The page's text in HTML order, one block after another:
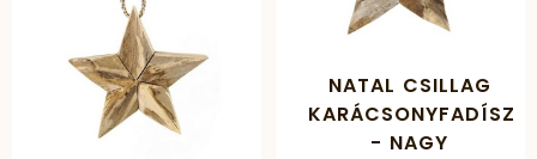
NATAL CSILLAG
KARÁCSONYFADÍSZ
- NAGY